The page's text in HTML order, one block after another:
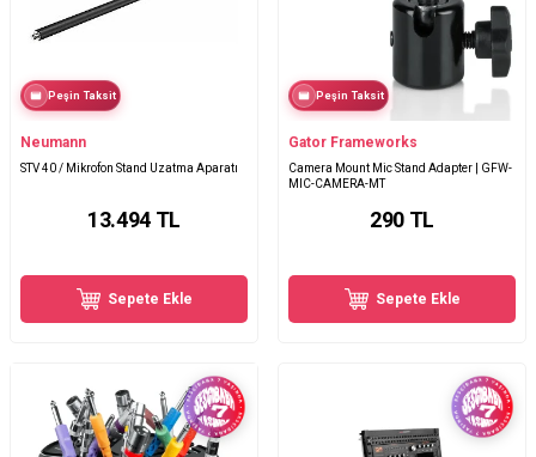
Peşin Taksit
Neumann
STV 40 / Mikrofon Stand Uzatma Aparatı
13.494TL
Sepete Ekle
Peşin Taksit
Gator Frameworks
Camera Mount Mic Stand Adapter | GFW-
MIC-CAMERA-MT
290 TL
Sepete Ekle